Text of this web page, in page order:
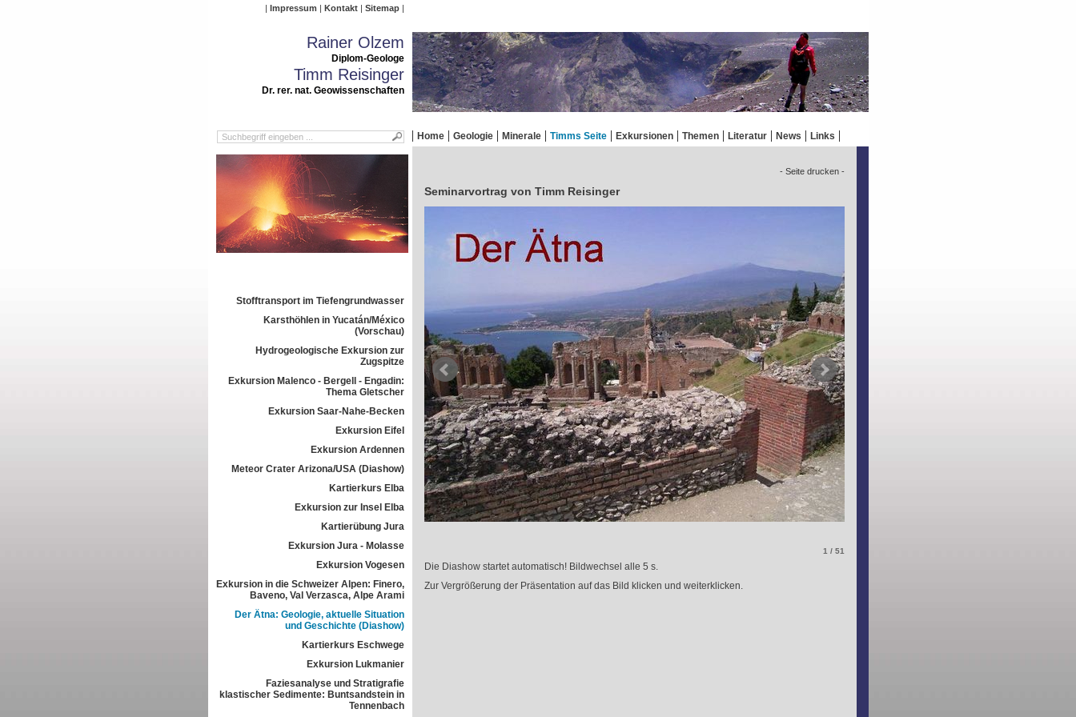
Impressum Kontakt Sitemap
Rainer Olzem
Diplom-Geologe
Timm Reisinger
Dr. rer. nat. Geowissenschaften
Home Geologie Minerale Timms Seite Exkursionen Themen Literatur News Links
Stofftransport im Tiefengrundwasser
Karsthöhlen in Yucatán/México
(Vorschau)
Hydrogeologische Exkursion zur
Zugspitze
Exkursion Malenco - Bergell - Engadin:
Thema Gletscher
Exkursion Saar-Nahe-Becken
Exkursion Eifel
Exkursion Ardennen
Meteor Crater Arizona/USA (Diashow)
Kartierkurs Elba
Exkursion zur Insel Elba
Kartierübung Jura
Exkursion Jura - Molasse
Exkursion Vogesen
Exkursion in die Schweizer Alpen: Finero,
Baveno, Val Verzasca, Alpe Arami
Der Ätna: Geologie, aktuelle Situation
und Geschichte (Diashow)
Kartierkurs Eschwege
Exkursion Lukmanier
Faziesanalyse und Stratigrafie
klastischer Sedimente: Buntsandstein in
Tennenbach
- Seite drucken -
Seminarvortrag von Timm Reisinger
1 / 51
Die Diashow startet automatisch! Bildwechsel alle 5 s.
Zur Vergrößerung der Präsentation auf das Bild klicken und weiterklicken.